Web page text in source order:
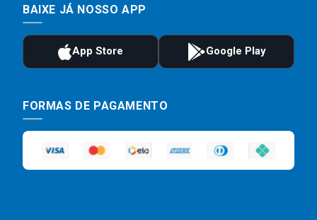
BAIXE JÁ NOSSO APP
FORMAS DE PAGAMENTO